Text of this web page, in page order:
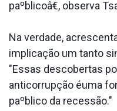
paºblicoâ€, observa
Na verdade,
implicação um tanto
"Essas descobertas
anticorrupção éuma
paºblico da recessão."